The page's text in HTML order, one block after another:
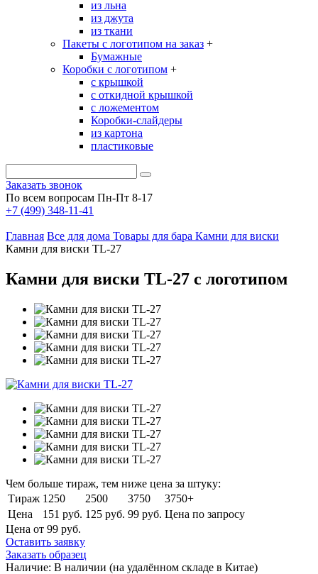
из льна
из джута
из ткани
Пакеты с логотипом на заказ +
Бумажные
Коробки с логотипом +
с крышкой
с откидной крышкой
с ложементом
Коробки-слайдеры
из картона
пластиковые
Заказать звонок
По всем вопросам Пн-Пт 8-17
+7 (499) 348-11-41
Главная Все для дома Товары для бара Камни для виски
Камни для виски TL-27
Камни для виски TL-27 с логотипом
Чем больше тираж, тем ниже цена за штуку:
Тираж 1250 2500 3750
3750+
Цена
151 руб. 125 руб. 99 руб. Цена по запросу
Цена от 99 руб.
Оставить заявку
Заказать образец
Наличие: В наличии (на удалённом складе в Китае)